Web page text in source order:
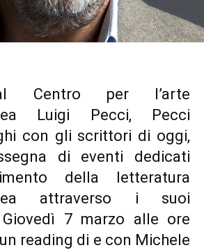
Centro per l’arte
Luigi Pecci, Pecci
con gli scrittori di oggi,
di eventi dedicati
della letteratura
attraverso i suoi
Giovedì 7 marzo alle ore
reading di e con Michele